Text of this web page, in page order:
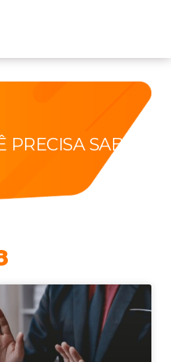
SABER